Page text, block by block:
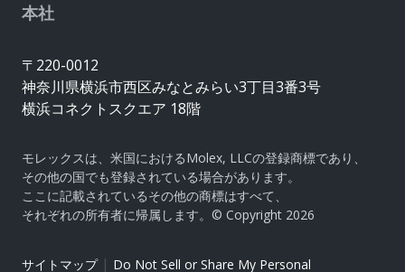
本社
〒220-0012
神奈川県横浜市西区みなとみらい3丁目3番3号
横浜コネクトスクエア 18階
モレックスは、米国におけるMolex, LLCの登録商標であり、
その他の国でも登録されている場合があります。
ここに記載されているその他の商標はすべて、
それぞれの所有者に帰属します。© Copyright 2026
サイトマップ| Do Not Sell or Share My Personal